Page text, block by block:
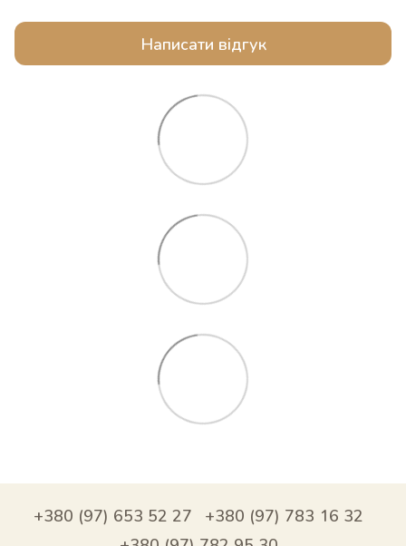
Написати відгук
+380 (97) 653 52 27
+380 (97) 783 16 32